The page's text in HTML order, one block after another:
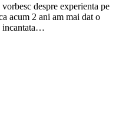
despre experienta pe
acum 2 ani am mai dat o
incantata…